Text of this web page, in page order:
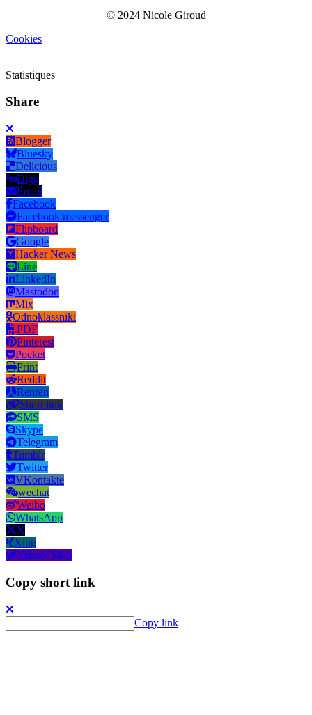
© 2024 Nicole Giroud
Cookies
Statistiques
Share
Blogger
Bluesky
Delicious
Digg
Email
Facebook
Facebook messenger
Flipboard
Google
Hacker News
Line
LinkedIn
Mastodon
Mix
Odnoklassniki
PDF
Pinterest
Pocket
Print
Reddit
Renren
Short link
SMS
Skype
Telegram
Tumblr
Twitter
VKontakte
wechat
Weibo
WhatsApp
X
Xing
Yahoo! Mail
Copy short link
Copy link